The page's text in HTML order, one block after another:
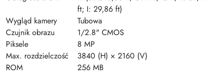
ft; I: 29,86 ft)
Wygląd kamery
Tubowa
Czujnik obrazu
1/2.8" CMOS
Piksele
8 MP
Max. rozdzielczość
3840 (H) × 2160 (V)
ROM
256 MB